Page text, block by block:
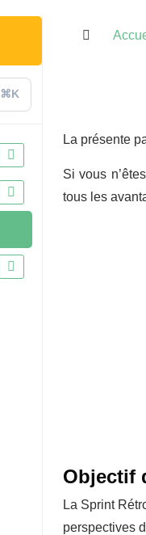
⌘K
La présente
Si vous
tous les
Objectif
La Sprint
perspectives